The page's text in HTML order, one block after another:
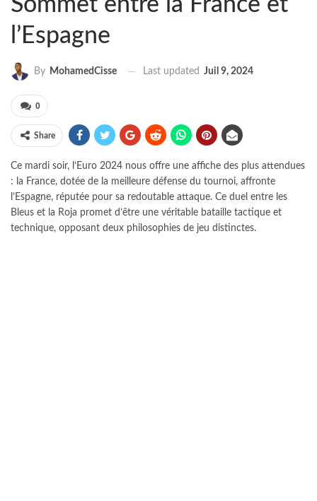
l’Espagne
By MohamedCisse Last updated Juil 9, 2024
0
Share
Ce mardi soir, l’Euro 2024 nous offre une affiche des plus attendues
: la France, dotée de la meilleure défense du tournoi, affronte
l’Espagne, réputée pour sa redoutable attaque. Ce duel entre les
Bleus et la Roja promet d’être une véritable bataille tactique et
technique, opposant deux philosophies de jeu distinctes.